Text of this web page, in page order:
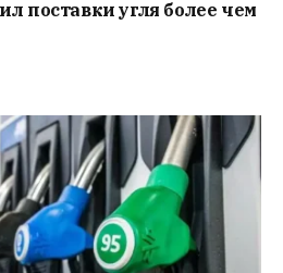
поставки угля более чем